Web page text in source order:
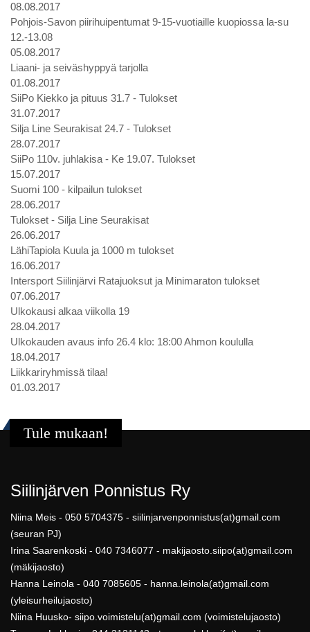
08.08.2017
Pohjois-Savon piirihuipentumat 9-15-vuotiaille kuopiossa la-su
12.-13.08
05.08.2017
Liaani- ja seiväshyppyä tarjolla
01.08.2017
SiiPo Kiekko ja pituus 31.7 - Tulokset
31.07.2017
Silja Line Seurakisat 24.7 - Tulokset
28.07.2017
SiiPo 110v. juhlakisa - Ke 19.07. Tulokset
15.07.2017
Suomi 100 - kilpailun tulokset
28.06.2017
Tulokset - Silja Line Seurakisat
26.06.2017
LähiTapiola Kuula ja 1000 m tulokset
16.06.2017
Intersport Siilinjärvi Ratajuoksut ja Minimaraton tulokset
07.06.2017
Ulkokausi alkaa viikolla 19
28.04.2017
Ulkokauden avaus info 26.4 klo: 18:00 Ahmon koululla
18.04.2017
Liikkariryhmissä tilaa!
01.03.2017
Tule mukaan!
Siilinjärven Ponnistus Ry
Niina Meis - 050 5704375 - siilinjarvenponnistus(at)gmail.com
(seuran PJ)
Irina Saarenkoski - 040 7346077 - makijaosto.siipo(at)gmail.com
(mäkijaosto)
Hanna Leinola - 040 7085605 - hanna.leinola(at)gmail.com
(yleisurheilujaosto)
Niina Huusko- siipo.voimistelu(at)gmail.com (voimistelujaosto)